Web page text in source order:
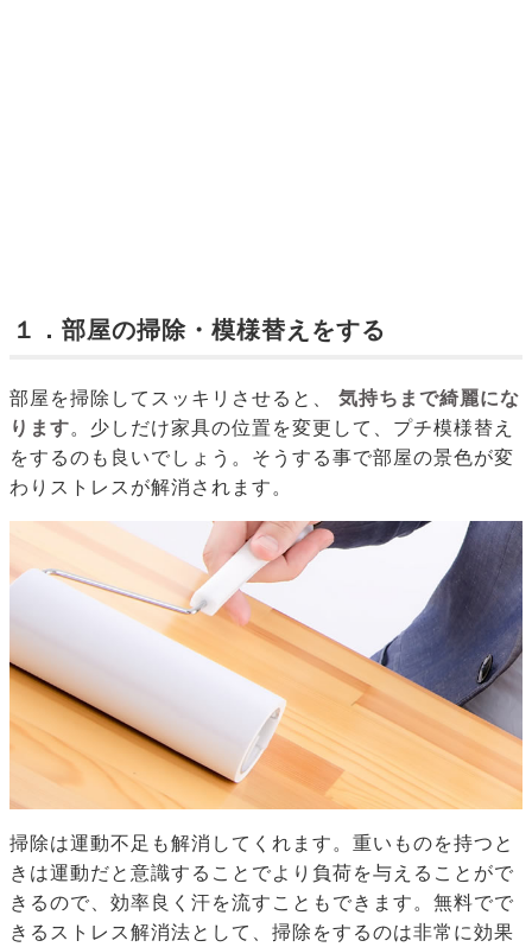
１．部屋の掃除・模様替えをする
部屋を掃除してスッキリさせると、
気持ちまで綺麗にな
ります。少しだけ家具の位置を変更して、プチ模様替え
をするのも良いでしょう。そうする事で部屋の景色が変
わりストレスが解消されます。
掃除は運動不足も解消してくれます。重いものを持つと
きは運動だと意識することでより負荷を与えることがで
きるので、効率良く汗を流すこともできます。無料でで
きるストレス解消法として、掃除をするのは非常に効果